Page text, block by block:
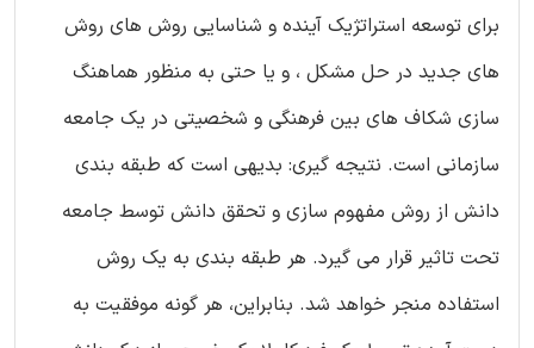
برای توسعه استراتژیک آینده و شناسایی روش های روش
های جدید در حل مشکل ، و یا حتی به منظور هماهنگ
سازی شکاف های بین فرهنگی و شخصیتی در یک جامعه
سازمانی است. نتیجه گیری: بدیهی است که طبقه بندی
دانش از روش مفهوم سازی و تحقق دانش توسط جامعه
تحت تاثیر قرار می گیرد. هر طبقه بندی به یک روش
استفاده منجر خواهد شد. بنابراین، هر گونه موفقیت به